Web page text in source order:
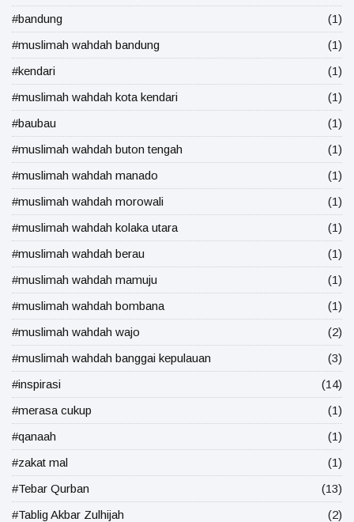
#bandung
(1)
#muslimah wahdah bandung
(1)
#kendari
(1)
#muslimah wahdah kota kendari
(1)
#baubau
(1)
#muslimah wahdah buton tengah
(1)
#muslimah wahdah manado
(1)
#muslimah wahdah morowali
(1)
#muslimah wahdah kolaka utara
(1)
#muslimah wahdah berau
(1)
#muslimah wahdah mamuju
(1)
#muslimah wahdah bombana
(1)
#muslimah wahdah wajo
(2)
#muslimah wahdah banggai kepulauan
(3)
#inspirasi
(14)
#merasa cukup
(1)
#qanaah
(1)
#zakat mal
(1)
#Tebar Qurban
(13)
#Tablig Akbar Zulhijah
(2)